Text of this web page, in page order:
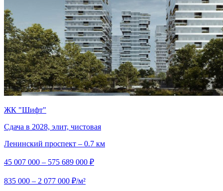
ЖК "Шифт"
Сдача в 2028, элит, чистовая
Ленинский проспект – 0.7 км
45 007 000 – 575 689 000 ₽
835 000 – 2 077 000 ₽/м²